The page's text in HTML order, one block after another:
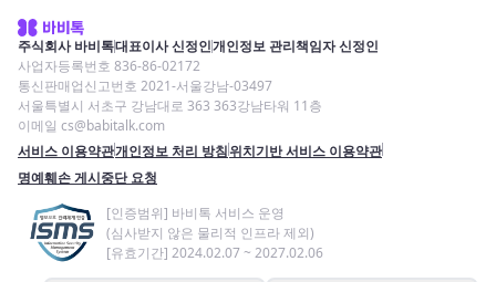
주식회사 바비톡대표이사 신정인개인정보 관리책임자 신정인
사업자등록번호 836-86-02172
통신판매업신고번호 2021-서울강남-03497
서울특별시 서초구 강남대로 363 363강남타워 11층
이메일 cs@babitalk.com
서비스 이용약관개인정보 처리 방침위치기반 서비스 이용약관
명예훼손 게시중단 요청
[인증범위] 바비톡 서비스 운영
(심사받지 않은 물리적 인프라 제외)
[유효기간] 2024.02.07 ~ 2027.02.06